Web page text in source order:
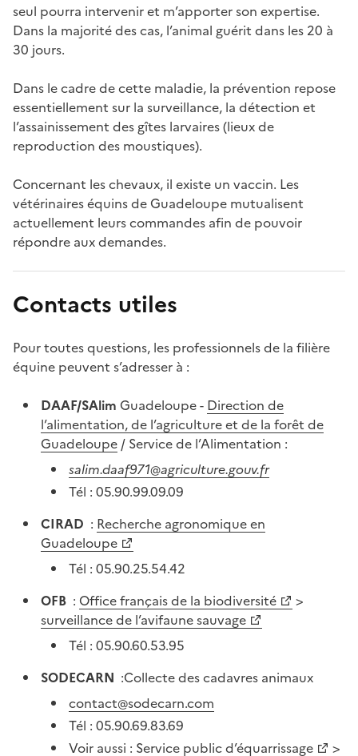
seul pourra intervenir et m’apporter son expertise.
Dans la majorité des cas, l’animal guérit dans les 20 à
30 jours.
Dans le cadre de cette maladie, la prévention repose
essentiellement sur la surveillance, la détection et
l’assainissement des gîtes larvaires (lieux de
reproduction des moustiques).
Concernant les chevaux, il existe un vaccin. Les
vétérinaires équins de Guadeloupe mutualisent
actuellement leurs commandes afin de pouvoir
répondre aux demandes.
Contacts utiles
Pour toutes questions, les professionnels de la filière
équine peuvent s’adresser à :
DAAF/SAlim Guadeloupe - Direction de
l’alimentation, de l’agriculture et de la forêt de
Guadeloupe / Service de l’Alimentation :
salim.daaf971@agriculture.gouv.fr
Tél : 05.90.99.09.09
CIRAD : Recherche agronomique en
Guadeloupe
Tél : 05.90.25.54.42
OFB : Office français de la biodiversité
>
surveillance de l’avifaune sauvage
Tél : 05.90.60.53.95
SODECARN :Collecte des cadavres animaux
contact@sodecarn.com
Tél : 05.90.69.83.69
Voir aussi : Service public d’équarrissage
>